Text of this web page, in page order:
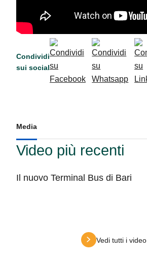
Condividi
sui social
Media
Video più recenti
Il nuovo Terminal Bus di Bari
Vedi tutti i video